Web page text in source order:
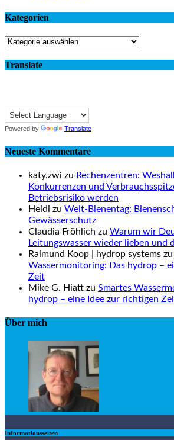
Kategorien
Kategorien
Translate
Powered by Translate
Neueste Kommentare
katy.zwi zu Rechenzentren:
Konkurrenzen und
Betriebsrisiko werden
Heidi zu Welt-Bienentag:
Gewässerschutz
Claudia Fröhlich zu Warum wir
Leitungswasser wieder lieben und
Raimund Koop | hydrop systems zu
Wassermonitoring: Das hydrop –
Zeit
Mike G. Hiatt zu Smartes
hydrop – eine Idee zur richtigen
Über mich
Informationsseiten